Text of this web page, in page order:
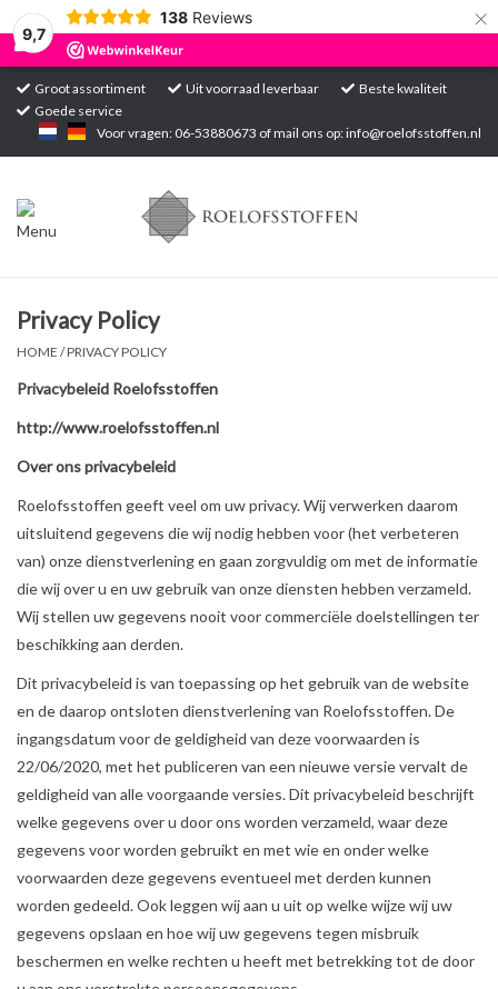
9,7
138 Reviews ×
Groot assortiment Uit voorraad leverbaar
Beste kwaliteit
Goede service
Voor vragen: 06-53880673 of mail ons op:info@roelofsstoffen.nl
Home
Projecten
Markten
Privacy Policy
HOME /PRIVACY POLICY
Privacybeleid Roelofsstoffen
http://www.roelofsstoffen.nl
Over ons privacybeleid
Roelofsstoffen geeft veel om uw privacy. Wij verwerken daarom
uitsluitend gegevens die wij nodig hebben voor (het verbeteren
van) onze dienstverlening en gaan zorgvuldig om met de informatie
die wij over u en uw gebruik van onze diensten hebben verzameld.
Wij stellen uw gegevens nooit voor commerciële doelstellingen ter
beschikking aan derden.
Dit privacybeleid is van toepassing op het gebruik van de website
en de daarop ontsloten dienstverlening van Roelofsstoffen. De
ingangsdatum voor de geldigheid van deze voorwaarden is
22/06/2020, met het publiceren van een nieuwe versie vervalt de
geldigheid van alle voorgaande versies. Dit privacybeleid beschrijft
welke gegevens over u door ons worden verzameld, waar deze
gegevens voor worden gebruikt en met wie en onder welke
voorwaarden deze gegevens eventueel met derden kunnen
worden gedeeld. Ook leggen wij aan u uit op welke wijze wij uw
gegevens opslaan en hoe wij uw gegevens tegen misbruik
beschermen en welke rechten u heeft met betrekking tot de door